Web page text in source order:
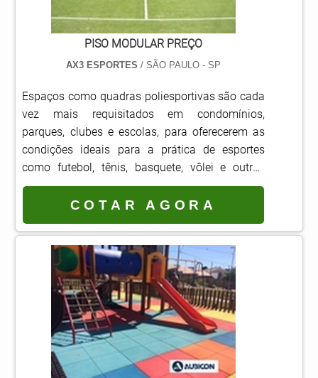
PISO MODULAR PREÇO
AX3 ESPORTES / SÃO PAULO - SP
Espaços como quadras poliesportivas são cada
vez mais requisitados em condomínios,
parques, clubes e escolas, para oferecerem as
condições ideais para a prática de esportes
como futebol, tênis, basquete, vôlei e outras
atividades físicas. Por esse motivo, também é
cada vez maior a procura por piso modular
preço que justifica sua qualidade.Seja para a
construção ou reforma desses espaços, o piso
deve ser de alta qualidade e estar de acordo
com as normas de qualidade, e padrões
técnicos exigidos,.
COTAR AGORA